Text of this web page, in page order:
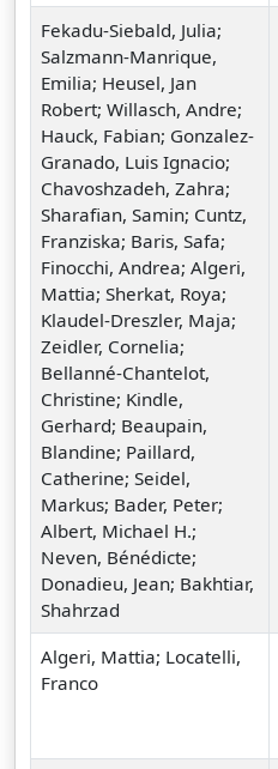
Fekadu-Siebald, Julia;
Salzmann-Manrique,
Emilia; Heusel, Jan
Robert; Willasch, Andre;
Hauck, Fabian; Gonzalez-
Granado, Luis Ignacio;
Chavoshzadeh, Zahra;
Sharafian, Samin; Cuntz,
Franziska; Baris, Safa;
Finocchi, Andrea; Algeri,
Mattia; Sherkat, Roya;
Klaudel-Dreszler, Maja;
Zeidler, Cornelia;
Bellanné-Chantelot,
Christine; Kindle,
Gerhard; Beaupain,
Blandine; Paillard,
Catherine; Seidel,
Markus; Bader, Peter;
Albert, Michael H.;
Neven, Bénédicte;
Donadieu, Jean; Bakhtiar,
Shahrzad
Algeri, Mattia; Locatelli,
Franco